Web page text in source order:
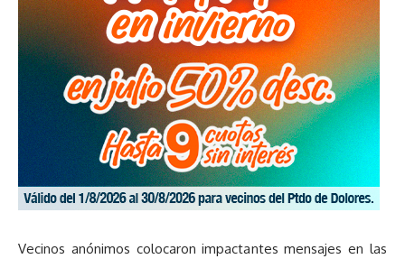
Vecinos anónimos colocaron impactantes mensajes en las